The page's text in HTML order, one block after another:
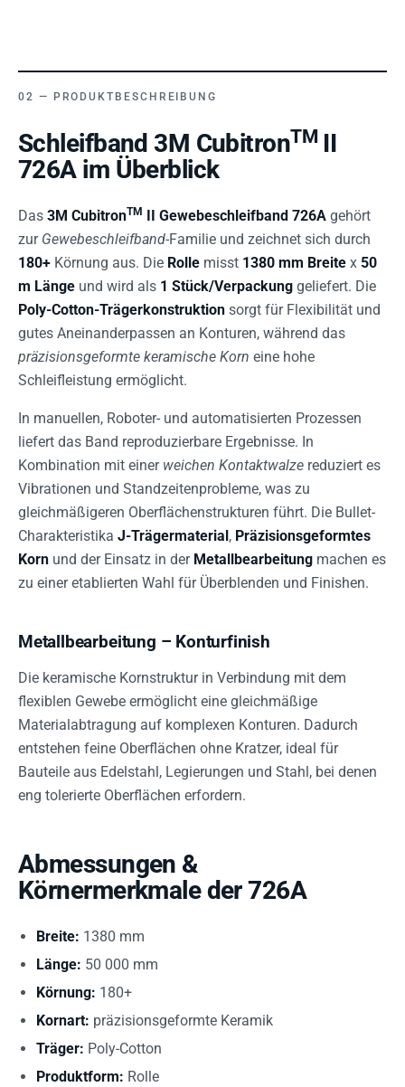
PRODUKTBESCHREIBUNG
Schleifband 3M CubitronTM II
726A im Überblick
Das 3M CubitronTM II Gewebeschleifband 726A gehört
zur Gewebeschleifband-Familie und zeichnet sich durch
180+ Körnung aus. Die Rolle misst 1380 mm Breite x 50
m Länge und wird als 1 Stück/Verpackung geliefert. Die
Poly-Cotton-Trägerkonstruktion sorgt für Flexibilität und
gutes Aneinanderpassen an Konturen, während das
präzisionsgeformte keramische Korn eine hohe
Schleifleistung ermöglicht.
In manuellen, Roboter- und automatisierten Prozessen
liefert das Band reproduzierbare Ergebnisse. In
Kombination mit einer weichen Kontaktwalze reduziert es
Vibrationen und Standzeitenprobleme, was zu
gleichmäßigeren Oberflächenstrukturen führt. Die Bullet-
Charakteristika J-Trägermaterial, Präzisionsgeformtes
Korn und der Einsatz in der Metallbearbeitung machen es
zu einer etablierten Wahl für Überblenden und Finishen.
Metallbearbeitung – Konturfinish
Die keramische Kornstruktur in Verbindung mit dem
flexiblen Gewebe ermöglicht eine gleichmäßige
Materialabtragung auf komplexen Konturen. Dadurch
entstehen feine Oberflächen ohne Kratzer, ideal für
Bauteile aus Edelstahl, Legierungen und Stahl, bei denen
eng tolerierte Oberflächen erfordern.
Abmessungen &
Körnermerkmale der 726A
Breite: 1380 mm
Länge: 50 000 mm
Körnung: 180+
Kornart: präzisionsgeformte Keramik
Träger: Poly-Cotton
Produktform: Rolle